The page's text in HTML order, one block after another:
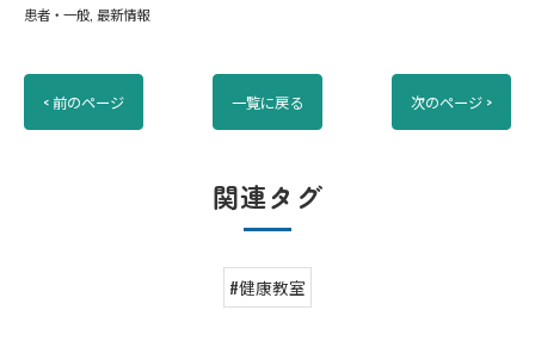
患者・一般 最新情報
< 前のページ 一覧に戻る 次のページ >
関連タグ
#健康教室